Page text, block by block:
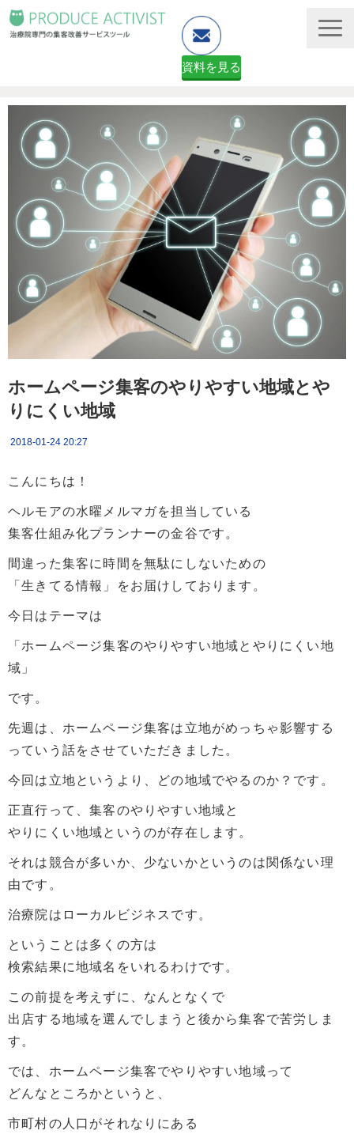
資料を見る
予約システム・顧客管理
資料ダウンロード（無料）
２ヶ月無料体験申し込みフォーム
ホームページ集客のやりやすい地域とや
りにくい地域
2018-01-24 20:27
こんにちは！
ヘルモアの水曜メルマガを担当している
集客仕組み化プランナーの金谷です。
間違った集客に時間を無駄にしないための
「生きてる情報」をお届けしております。
今日はテーマは
「ホームページ集客のやりやすい地域とやりにくい地
域」
です。
先週は、ホームページ集客は立地がめっちゃ影響する
っていう話をさせていただきました。
今回は立地というより、どの地域でやるのか？です。
正直行って、集客のやりやすい地域と
やりにくい地域というのが存在します。
それは競合が多いか、少ないかというのは関係ない理
由です。
治療院はローカルビジネスです。
ということは多くの方は
検索結果に地域名をいれるわけです。
この前提を考えずに、なんとなくで
出店する地域を選んでしまうと後から集客で苦労しま
す。
では、ホームページ集客でやりやすい地域って
どんなところかというと、
市町村の人口がそれなりにある